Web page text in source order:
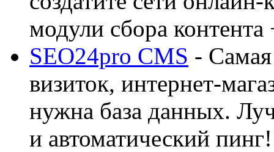
модули сбора
SEO24pro CMS -
визиток, интернет-
нужна база данных.
и автоматический пинг!